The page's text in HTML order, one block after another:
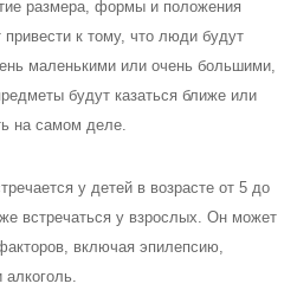
размера, формы и положения
к тому, что люди будут
маленькими или очень большими,
будут казаться ближе или
на самом деле.
у детей в возрасте от 5 до
встречаться у взрослых. Он может
включая эпилепсию,